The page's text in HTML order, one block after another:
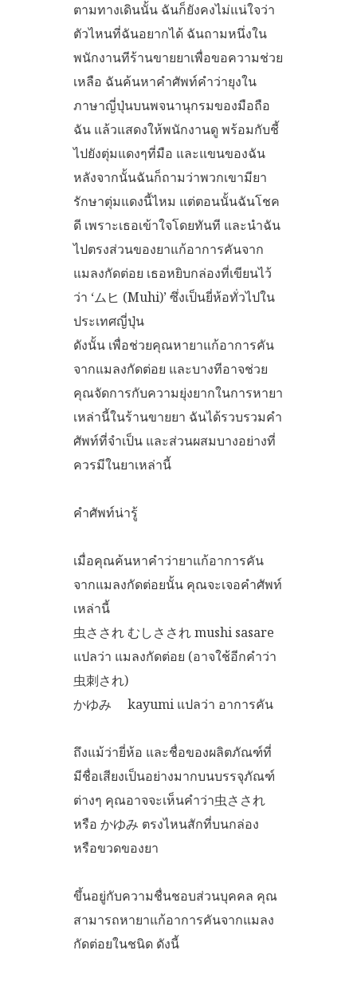
ตามทางเดินนั้น ฉันก็ยังคงไม่แน่ใจว่า
ตัวไหนที่ฉันอยากได้ ฉันถามหนึ่งใน
พนักงานทีร้านขายยาเพื่อขอความช่วย
เหลือ ฉันค้นหาคำศัพท์คำว่ายุงใน
ภาษาญี่ปุ่นบนพจนานุกรมของมือถือ
ฉัน แล้วแสดงให้พนักงานดู พร้อมกับชี้
ไปยังตุ่มแดงๆที่มือ และแขนของฉัน
หลังจากนั้นฉันก็ถามว่าพวกเขามียา
รักษาตุ่มแดงนี้ไหม แต่ตอนนั้นฉันโชค
ดี เพราะเธอเข้าใจโดยทันที และนำฉัน
ไปตรงส่วนของยาแก้อาการคันจาก
แมลงกัดต่อย เธอหยิบกล่องที่เขียนไว้
ว่า ‘ムヒ (Muhi)’ ซึ่งเป็นยี่ห้อทั่วไปใน
ประเทศญี่ปุ่น
ดังนั้น เพื่อช่วยคุณหายาแก้อาการคัน
จากแมลงกัดต่อย และบางทีอาจช่วย
คุณจัดการกับความยุ่งยากในการหายา
เหล่านี้ในร้านขายยา ฉันได้รวบรวมคำ
ศัพท์ที่จำเป็น และส่วนผสมบางอย่างที่
ควรมีในยาเหล่านี้
คำศัพท์น่ารู้
เมื่อคุณค้นหาคำว่ายาแก้อาการคัน
จากแมลงกัดต่อยนั้น คุณจะเจอคำศัพท์
เหล่านี้
虫さされ むしさされ mushi sasare
แปลว่า แมลงกัดต่อย (อาจใช้อีกคำว่า
虫刺され)
かゆみ kayumi แปลว่า อาการคัน
ถึงแม้ว่ายี่ห้อ และชื่อของผลิตภัณฑ์ที่
มีชื่อเสียงเป็นอย่างมากบนบรรจุภัณฑ์
ต่างๆ คุณอาจจะเห็นคำว่า虫さされ
หรือ かゆみ ตรงไหนสักที่บนกล่อง
หรือขวดของยา
ขึ้นอยู่กับความชื่นชอบส่วนบุคคล คุณ
สามารถหายาแก้อาการคันจากแมลง
กัดต่อยในชนิด ดังนี้